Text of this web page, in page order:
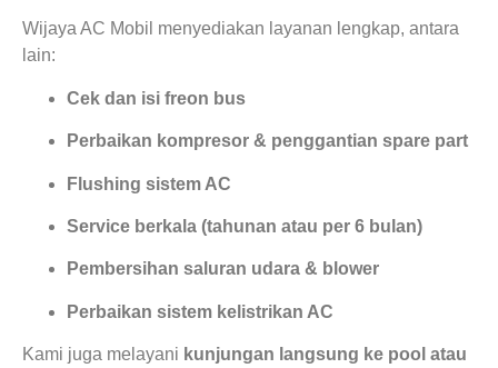
Wijaya AC Mobil menyediakan layanan lengkap, antara
lain:
Cek dan isi freon bus
Perbaikan kompresor & penggantian spare part
Flushing sistem AC
Service berkala (tahunan atau per 6 bulan)
Pembersihan saluran udara & blower
Perbaikan sistem kelistrikan AC
Kami juga melayani kunjungan langsung ke pool atau